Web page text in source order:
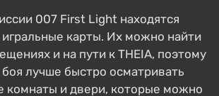
007 First Light находятся
карты. Их можно найти
и на пути к THEIA, поэтому
лучше быстро осматривать
комнаты и двери, которые можно